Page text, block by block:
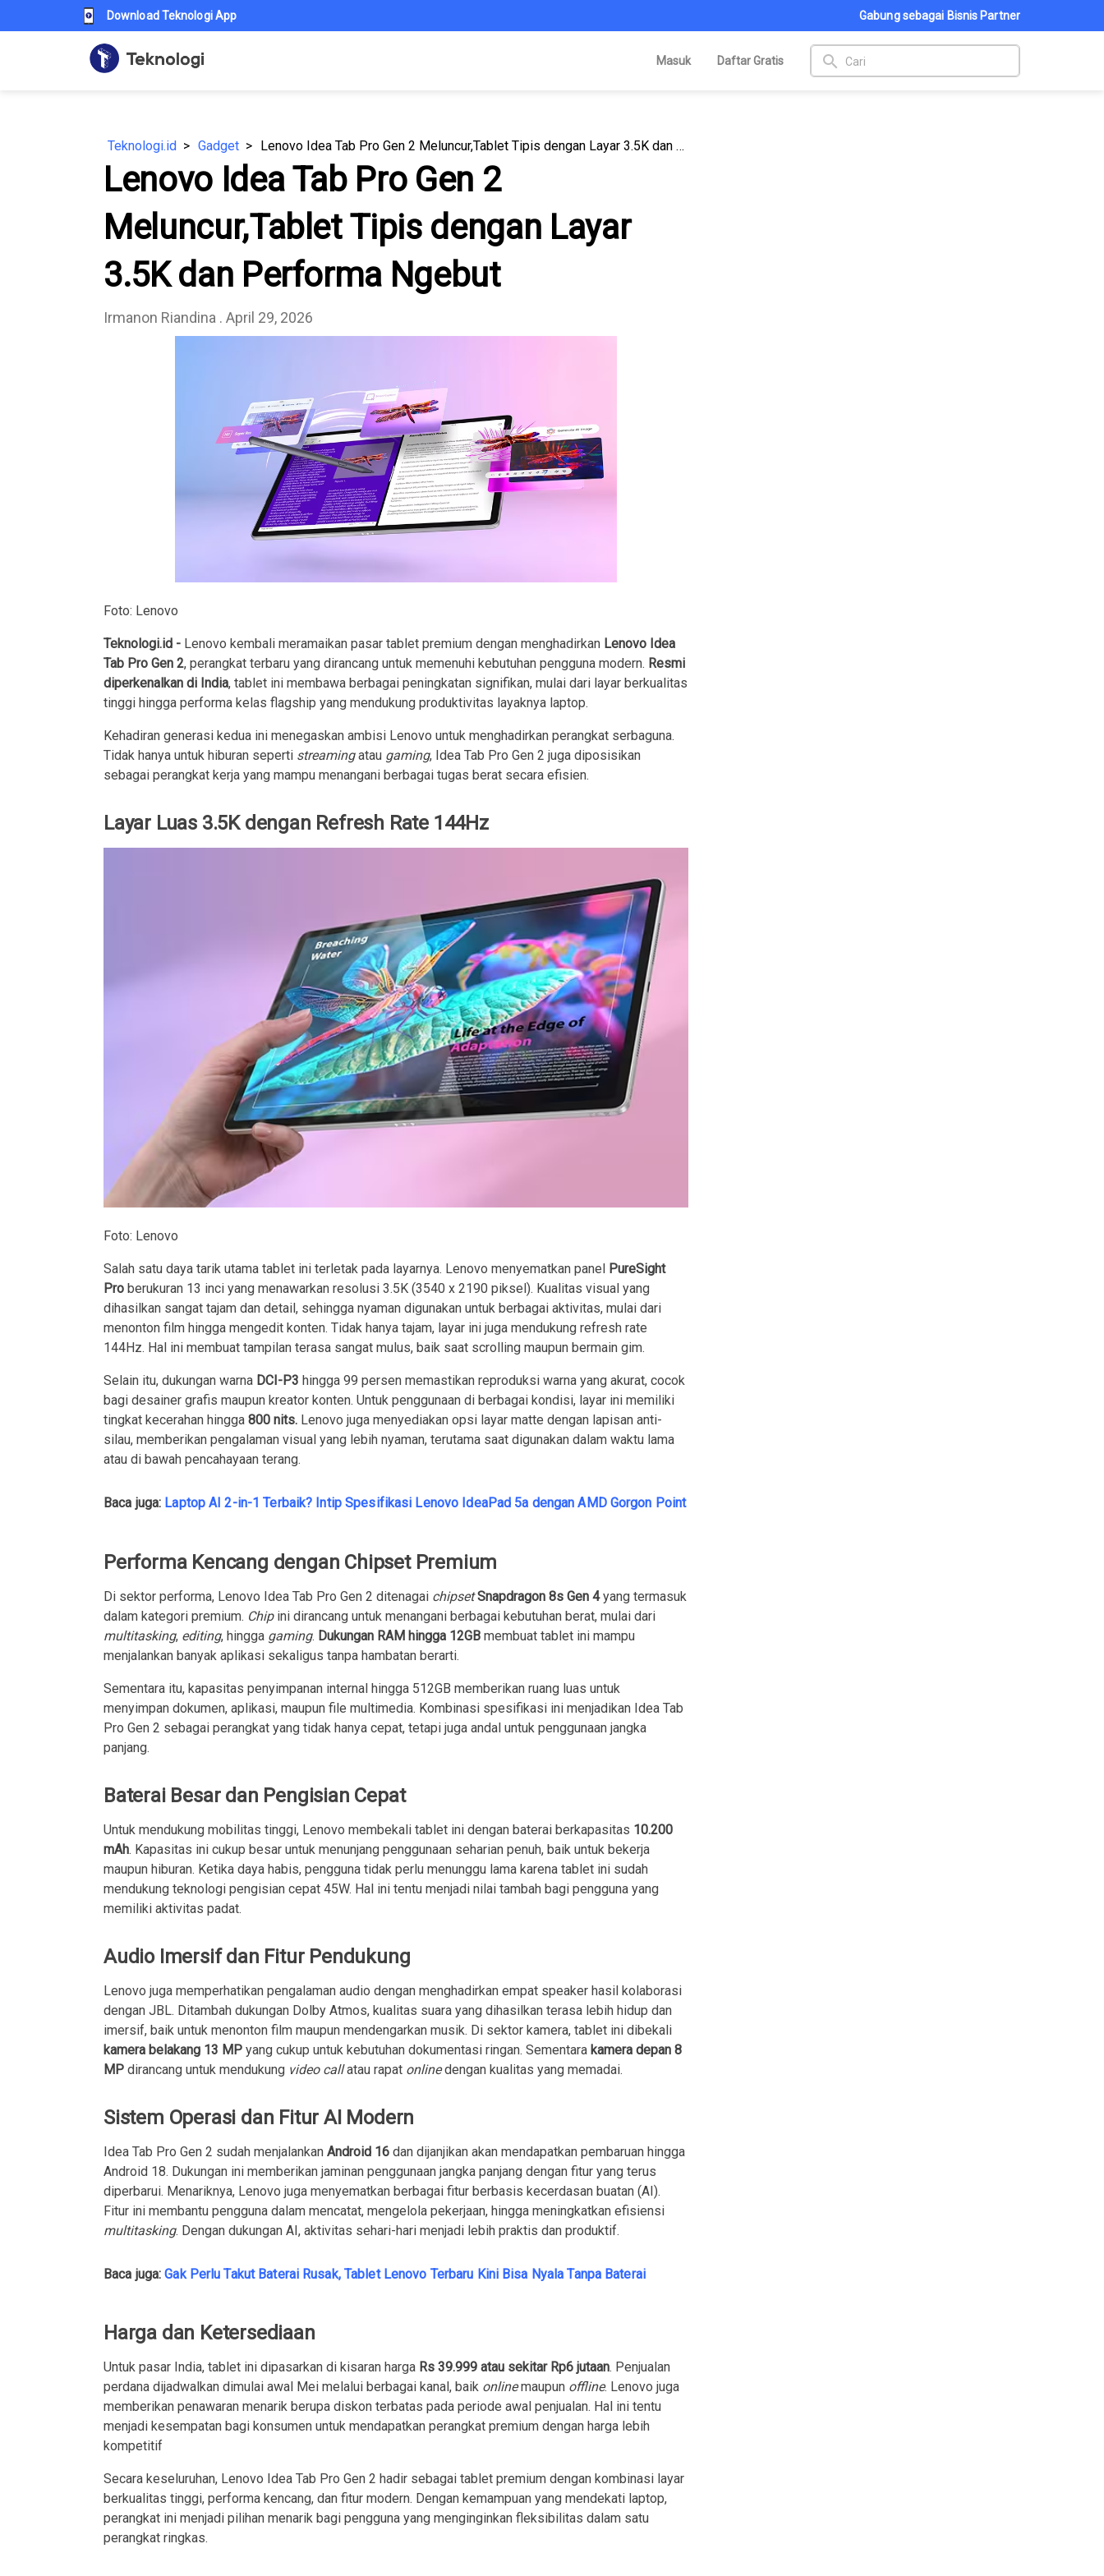
Download Teknologi App Gabung sebagai Bisnis Partner
Masuk Daftar Gratis search
Teknologi.id Gadget Lenovo Idea Tab Pro Gen 2 Meluncur,Tablet Tipis dengan Layar 3.5K dan Performa Ngebut
Lenovo Idea Tab Pro Gen 2
Meluncur,Tablet Tipis dengan Layar
3.5K dan Performa Ngebut
Irmanon Riandina . April 29, 2026
Foto: Lenovo
Teknologi.id - Lenovo kembali meramaikan pasar tablet premium dengan menghadirkan Lenovo Idea
Tab Pro Gen 2, perangkat terbaru yang dirancang untuk memenuhi kebutuhan pengguna modern. Resmi
diperkenalkan di India, tablet ini membawa berbagai peningkatan signifikan, mulai dari layar berkualitas
tinggi hingga performa kelas flagship yang mendukung produktivitas layaknya laptop.
Kehadiran generasi kedua ini menegaskan ambisi Lenovo untuk menghadirkan perangkat serbaguna.
Tidak hanya untuk hiburan seperti streamingatau gaming, Idea Tab Pro Gen 2 juga diposisikan
sebagai perangkat kerja yang mampu menangani berbagai tugas berat secara efisien.
Layar Luas 3.5K dengan Refresh Rate 144Hz
Foto: Lenovo
Salah satu daya tarik utama tablet ini terletak pada layarnya. Lenovo menyematkan panel PureSight
Pro berukuran 13 inci yang menawarkan resolusi 3.5K (3540 x 2190 piksel). Kualitas visual yang
dihasilkan sangat tajam dan detail, sehingga nyaman digunakan untuk berbagai aktivitas, mulai dari
menonton film hingga mengedit konten. Tidak hanya tajam, layar ini juga mendukung refresh rate
144Hz. Hal ini membuat tampilan terasa sangat mulus, baik saat scrolling maupun bermain gim.
Selain itu, dukungan warna DCI-P3 hingga 99 persen memastikan reproduksi warna yang akurat, cocok
bagi desainer grafis maupun kreator konten. Untuk penggunaan di berbagai kondisi, layar ini memiliki
tingkat kecerahan hingga 800 nits. Lenovo juga menyediakan opsi layar matte dengan lapisan anti-
silau, memberikan pengalaman visual yang lebih nyaman, terutama saat digunakan dalam waktu lama
atau di bawah pencahayaan terang.
Baca juga: Laptop AI 2-in-1 Terbaik? Intip Spesifikasi Lenovo IdeaPad 5a dengan AMD Gorgon Point
Performa Kencang dengan Chipset Premium
Di sektor performa, Lenovo Idea Tab Pro Gen 2 ditenagai chipset Snapdragon 8s Gen 4yang termasuk
dalam kategori premium. Chipini dirancang untuk menangani berbagai kebutuhan berat, mulai dari
multitasking, editing, hingga gaming. Dukungan RAM hingga 12GB membuat tablet ini mampu
menjalankan banyak aplikasi sekaligus tanpa hambatan berarti.
Sementara itu, kapasitas penyimpanan internal hingga 512GB memberikan ruang luas untuk
menyimpan dokumen, aplikasi, maupun file multimedia. Kombinasi spesifikasi ini menjadikan Idea Tab
Pro Gen 2 sebagai perangkat yang tidak hanya cepat, tetapi juga andal untuk penggunaan jangka
panjang.
Baterai Besar dan Pengisian Cepat
Untuk mendukung mobilitas tinggi, Lenovo membekali tablet ini dengan baterai berkapasitas 10.200
mAh. Kapasitas ini cukup besar untuk menunjang penggunaan seharian penuh, baik untuk bekerja
maupun hiburan. Ketika daya habis, pengguna tidak perlu menunggu lama karena tablet ini sudah
mendukung teknologi pengisian cepat 45W. Hal ini tentu menjadi nilai tambah bagi pengguna yang
memiliki aktivitas padat.
Audio Imersif dan Fitur Pendukung
Lenovo juga memperhatikan pengalaman audio dengan menghadirkan empat speaker hasil kolaborasi
dengan JBL. Ditambah dukungan Dolby Atmos, kualitas suara yang dihasilkan terasa lebih hidup dan
imersif, baik untuk menonton film maupun mendengarkan musik. Di sektor kamera, tablet ini dibekali
kamera belakang 13 MP yang cukup untuk kebutuhan dokumentasi ringan. Sementara kamera depan 8
MP dirancang untuk mendukung video callatau rapat onlinedengan kualitas yang memadai.
Sistem Operasi dan Fitur AI Modern
Idea Tab Pro Gen 2 sudah menjalankan Android 16 dan dijanjikan akan mendapatkan pembaruan hingga
Android 18. Dukungan ini memberikan jaminan penggunaan jangka panjang dengan fitur yang terus
diperbarui. Menariknya, Lenovo juga menyematkan berbagai fitur berbasis kecerdasan buatan (AI).
Fitur ini membantu pengguna dalam mencatat, mengelola pekerjaan, hingga meningkatkan efisiensi
multitasking. Dengan dukungan AI, aktivitas sehari-hari menjadi lebih praktis dan produktif.
Baca juga:Gak Perlu Takut Baterai Rusak, Tablet Lenovo Terbaru Kini Bisa Nyala Tanpa Baterai
Harga dan Ketersediaan
Untuk pasar India, tablet ini dipasarkan di kisaran harga Rs 39.999 atau sekitar Rp6 jutaan. Penjualan
perdana dijadwalkan dimulai awal Mei melalui berbagai kanal, baik onlinemaupun offline. Lenovo juga
memberikan penawaran menarik berupa diskon terbatas pada periode awal penjualan. Hal ini tentu
menjadi kesempatan bagi konsumen untuk mendapatkan perangkat premium dengan harga lebih
kompetitif
Secara keseluruhan, Lenovo Idea Tab Pro Gen 2 hadir sebagai tablet premium dengan kombinasi layar
berkualitas tinggi, performa kencang, dan fitur modern. Dengan kemampuan yang mendekati laptop,
perangkat ini menjadi pilihan menarik bagi pengguna yang menginginkan fleksibilitas dalam satu
perangkat ringkas.